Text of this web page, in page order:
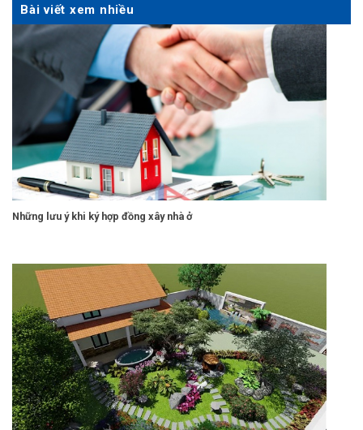
Bài viết xem nhiều
Những lưu ý khi ký hợp đồng xây nhà ở